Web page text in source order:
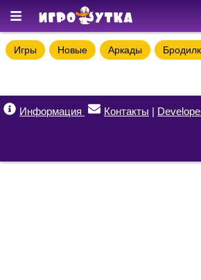
Игры Новые Аркады
Информация Контакты |